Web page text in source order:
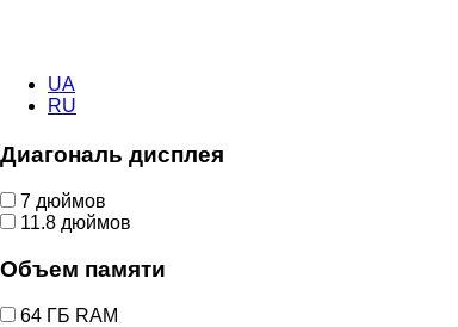
UA
RU
Диагональ дисплея
7 дюймов
11.8 дюймов
Объем памяти
64 ГБ RAM